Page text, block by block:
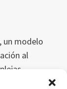
un modelo
al